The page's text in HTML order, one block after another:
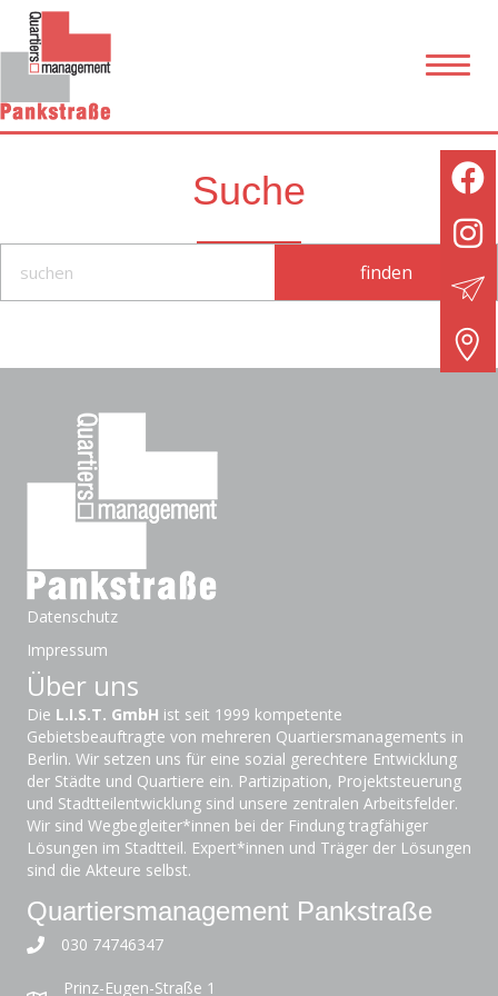
Suche
finden
Datenschutz
Impressum
Über uns
Die L.I.S.T. GmbH ist seit 1999 kompetente
Gebietsbeauftragte von mehreren Quartiersmanagements in
Berlin. Wir setzen uns für eine sozial gerechtere Entwicklung
der Städte und Quartiere ein. Partizipation, Projektsteuerung
und Stadtteilentwicklung sind unsere zentralen Arbeitsfelder.
Wir sind Wegbegleiter*innen bei der Findung tragfähiger
Lösungen im Stadtteil. Expert*innen und Träger der Lösungen
sind die Akteure selbst.
Quartiersmanagement Pankstraße
030 74746347
Prinz-Eugen-Straße 1